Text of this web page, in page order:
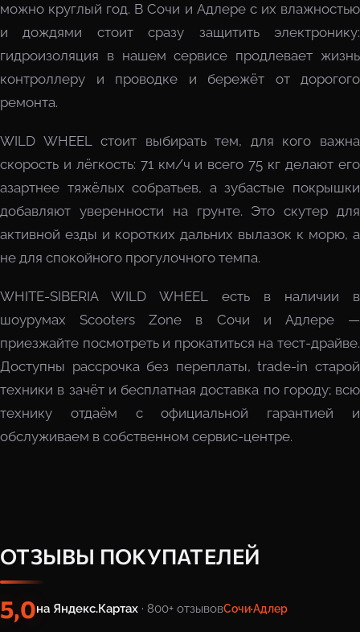
можно круглый год. В Сочи и Адлере с их влажностью
и дождями стоит сразу защитить электронику:
гидроизоляция в нашем сервисе продлевает жизнь
контроллеру и проводке и бережёт от дорогого
ремонта.
WILD WHEEL стоит выбирать тем, для кого важна
скорость и лёгкость: 71 км/ч и всего 75 кг делают его
азартнее тяжёлых собратьев, а зубастые покрышки
добавляют уверенности на грунте. Это скутер для
активной езды и коротких дальних вылазок к морю, а
не для спокойного прогулочного темпа.
WHITE-SIBERIA WILD WHEEL есть в наличии в
шоурумах Scooters Zone в Сочи и Адлере —
приезжайте посмотреть и прокатиться на тест-драйве.
Доступны рассрочка без переплаты, trade-in старой
техники в зачёт и бесплатная доставка по городу; всю
технику отдаём с официальной гарантией и
обслуживаем в собственном сервис-центре.
ОТЗЫВЫ ПОКУПАТЕЛЕЙ
5,0на Яндекс.Картах · 800+ отзывовСочи·Адлер